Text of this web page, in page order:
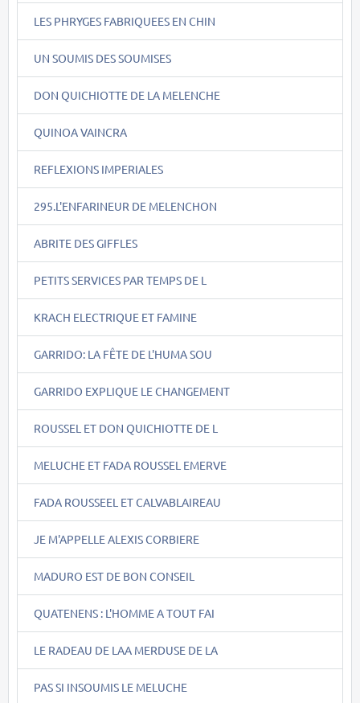
LES PHRYGES FABRIQUEES EN CHIN
UN SOUMIS DES SOUMISES
DON QUICHIOTTE DE LA MELENCHE
QUINOA VAINCRA
REFLEXIONS IMPERIALES
295.L'ENFARINEUR DE MELENCHON
ABRITE DES GIFFLES
PETITS SERVICES PAR TEMPS DE L
KRACH ELECTRIQUE ET FAMINE
GARRIDO: LA FÊTE DE L'HUMA SOU
GARRIDO EXPLIQUE LE CHANGEMENT
ROUSSEL ET DON QUICHIOTTE DE L
MELUCHE ET FADA ROUSSEL EMERVE
FADA ROUSSEEL ET CALVABLAIREAU
JE M'APPELLE ALEXIS CORBIERE
MADURO EST DE BON CONSEIL
QUATENENS : L'HOMME A TOUT FAI
LE RADEAU DE LAA MERDUSE DE LA
PAS SI INSOUMIS LE MELUCHE